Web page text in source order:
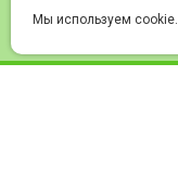
Войти
Мы используем cookie.